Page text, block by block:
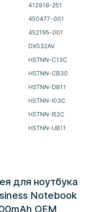
412918-251
450477-001
452195-001
DX532AV
HSTNN-C13C
HSTNN-CB30
HSTNN-DB11
HSTNN-I03C
HSTNN-I52C
HSTNN-UB11
для ноутбука
Notebook
OEM